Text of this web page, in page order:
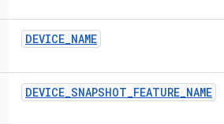
DEVICE_NAME
DEVICE_SNAPSHOT_FEATURE_NAME